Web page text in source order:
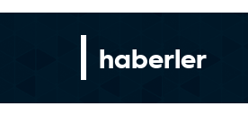
haberler